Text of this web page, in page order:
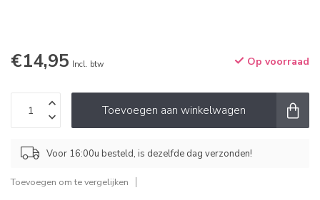
€14,95 Incl. btw Op voorraad
Toevoegen aan winkelwagen
Voor 16:00u besteld, is dezelfde dag verzonden!
Toevoegen om te vergelijken